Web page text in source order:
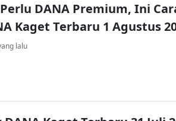
DANA Premium, Ini
Kaget Terbaru 1 Agustus
lalu